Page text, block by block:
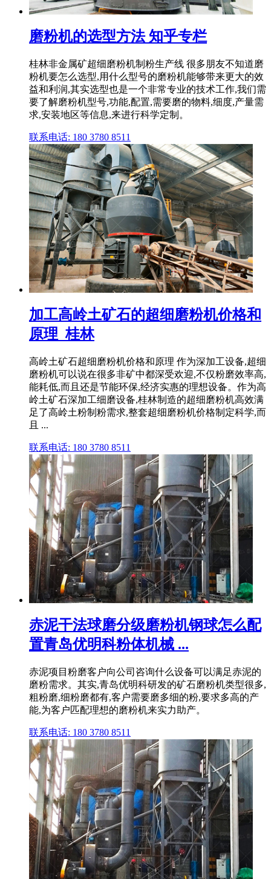
磨粉机的选型方法 知乎专栏
桂林非金属矿超细磨粉机制粉生产线 很多朋友不知道磨
粉机要怎么选型,用什么型号的磨粉机能够带来更大的效
益和利润,其实选型也是一个非常专业的技术工作,我们需
要了解磨粉机型号,功能,配置,需要磨的物料,细度,产量需
求,安装地区等信息,来进行科学定制。
联系电话: 180 3780 8511
加工高岭土矿石的超细磨粉机价格和
原理_桂林
高岭土矿石超细磨粉机价格和原理 作为深加工设备,超细
磨粉机可以说在很多非矿中都深受欢迎,不仅粉磨效率高,
能耗低,而且还是节能环保,经济实惠的理想设备。作为高
岭土矿石深加工细磨设备,桂林制造的超细磨粉机高效满
足了高岭土粉制粉需求,整套超细磨粉机价格制定科学,而
且 ...
联系电话: 180 3780 8511
赤泥干法球磨分级磨粉机钢球怎么配
置青岛优明科粉体机械 ...
赤泥项目粉磨客户向公司咨询什么设备可以满足赤泥的
磨粉需求。其实,青岛优明科研发的矿石磨粉机类型很多,
粗粉磨,细粉磨都有,客户需要磨多细的粉,要求多高的产
能,为客户匹配理想的磨粉机来实力助产。
联系电话: 180 3780 8511